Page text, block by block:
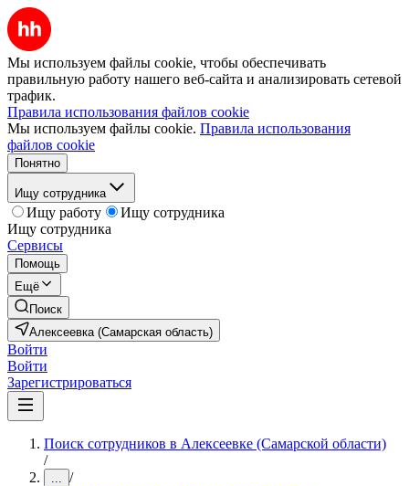
Мы используем файлы cookie, чтобы обеспечивать
правильную работу нашего веб-сайта и анализировать сетевой
трафик.
Правила использования файлов cookie
Мы используем файлы cookie. Правила использования
файлов cookie
Понятно
Ищу сотрудника
Ищу работу
Ищу сотрудника
Ищу сотрудника
Сервисы
Помощь
Ещё
Поиск
Алексеевка (Самарская область)
Войти
Войти
Зарегистрироваться
Поиск сотрудников в Алексеевке (Самарской области)
/
... /